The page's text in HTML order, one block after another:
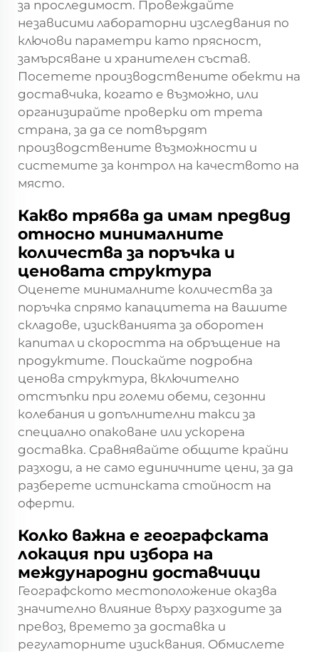
за проследимост. Провеждайте
независими лабораторни изследвания по
ключови параметри като прясност,
замърсяване и хранителен състав.
Посетете производствените обекти на
доставчика, когато е възможно, или
организирайте проверки от трета
страна, за да се потвърдят
производствените възможности и
системите за контрол на качеството на
място.
Какво трябва да имам предвид
относно минималните
количества за поръчка и
ценовата структура
Оценете минималните количества за
поръчка спрямо капацитета на вашите
складове, изискванията за оборотен
капитал и скоростта на обръщение на
продуктите. Поискайте подробна
ценова структура, включително
отстъпки при големи обеми, сезонни
колебания и допълнителни такси за
специално опаковане или ускорена
доставка. Сравнявайте общите крайни
разходи, а не само единичните цени, за да
разберете истинската стойност на
оферти.
Колко важна е географската
локация при избора на
международни доставчици
Географското местоположение оказва
значително влияние върху разходите за
превоз, времето за доставка и
регулаторните изисквания. Обмислете